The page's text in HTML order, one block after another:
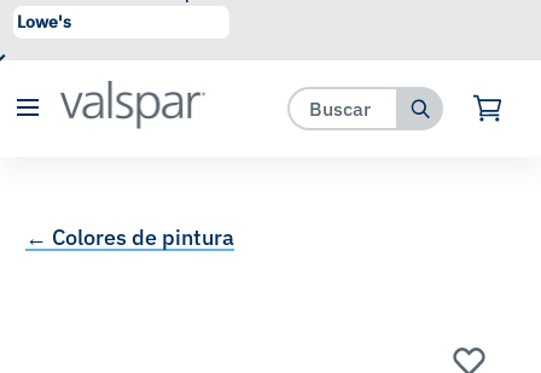
se ha agregado a favoritos.
← Colores de pintura